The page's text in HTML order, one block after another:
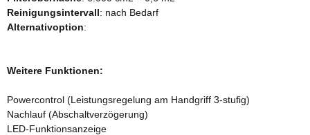
Reinigungsintervall: nach Bedarf
Alternativoption:
Weitere Funktionen:
Powercontrol (Leistungsregelung am Handgriff 3-stufig)
Nachlauf (Abschaltverzögerung)
LED-Funktionsanzeige